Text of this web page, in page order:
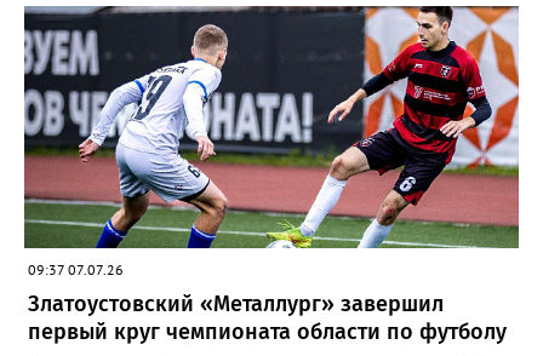
Анастасия Лущикова, Дмитрий Векшин и Макар Смирнов.
Золото на тысяче метрах среди девушек 14–16 лет забрала
Арина Берсенева, чуть отстала от неё Софья Новикова. На трёх
тысячах метров с выбыванием среди юношей первым стал
Ярослав Верещагин, третьим — Михаил Придатченко. А в
заплыве на три тысячи 3000 метров пьедестал оказался
полностью златоустовским. На него поднялись Софья
Колесникова, Арина Берсенева и Елизавета Дубовицкая. Всего
в «Кубке Тургояка» на старт вышли 155 спортсменов из
Златоуста, Миасса, Челябинска, Пласта и Южноуральска.
09:37 07.07.26
Златоустовский «Металлург» завершил
первый круг чемпионата области по футболу